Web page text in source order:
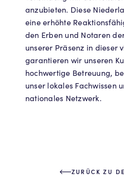
anzubieten. Diese
eine erhöhte
den Erben und Notaren
unserer Präsenz in dieser
garantieren wir unseren
hochwertige Betreuung,
unser lokales Fachwissen
nationales Netzwerk.
ZURÜCK ZU